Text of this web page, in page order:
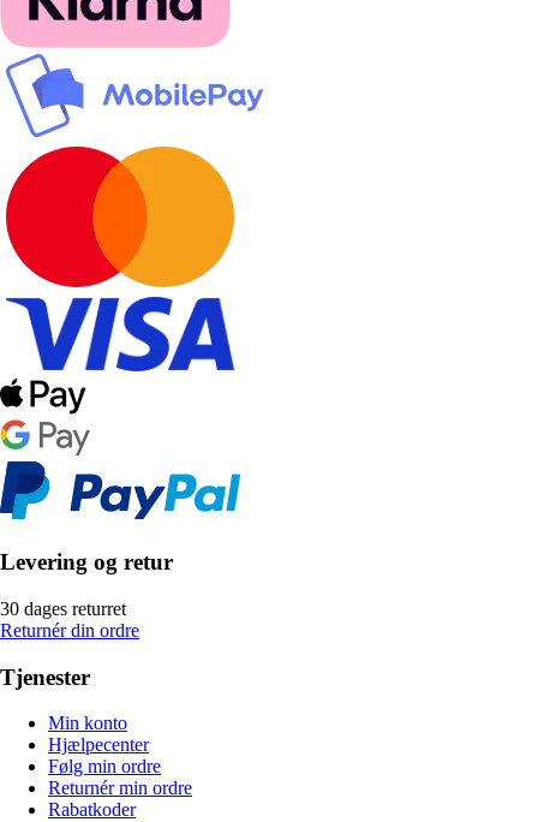
Levering og retur
30 dages returret
Returnér din ordre
Tjenester
Min konto
Hjælpecenter
Følg min ordre
Returnér min ordre
Rabatkoder